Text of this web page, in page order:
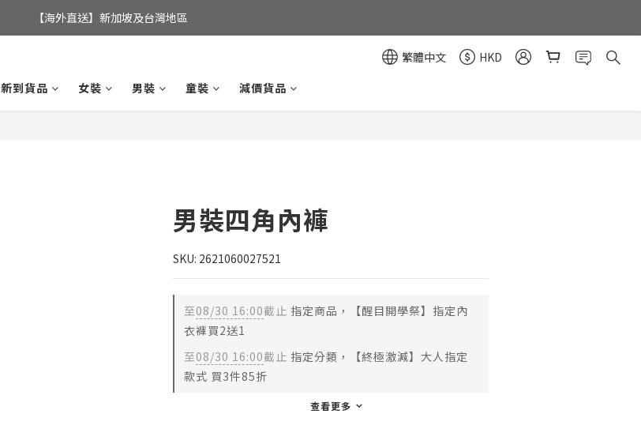
全店滿$350，即可享港澳地區免運費;
【海外直送】新加坡及台灣地區
繁體中文
HKD
新到貨品 女裝 男裝 童裝 減價貨品
男裝四角內褲
SKU: 2621060027521
至08/30 16:00截止 指定商品，【醒目開學祭】指定內
衣褲買2送1
至08/30 16:00截止 指定分類，【終極激減】大人指定
款式 買3件85折
查看更多